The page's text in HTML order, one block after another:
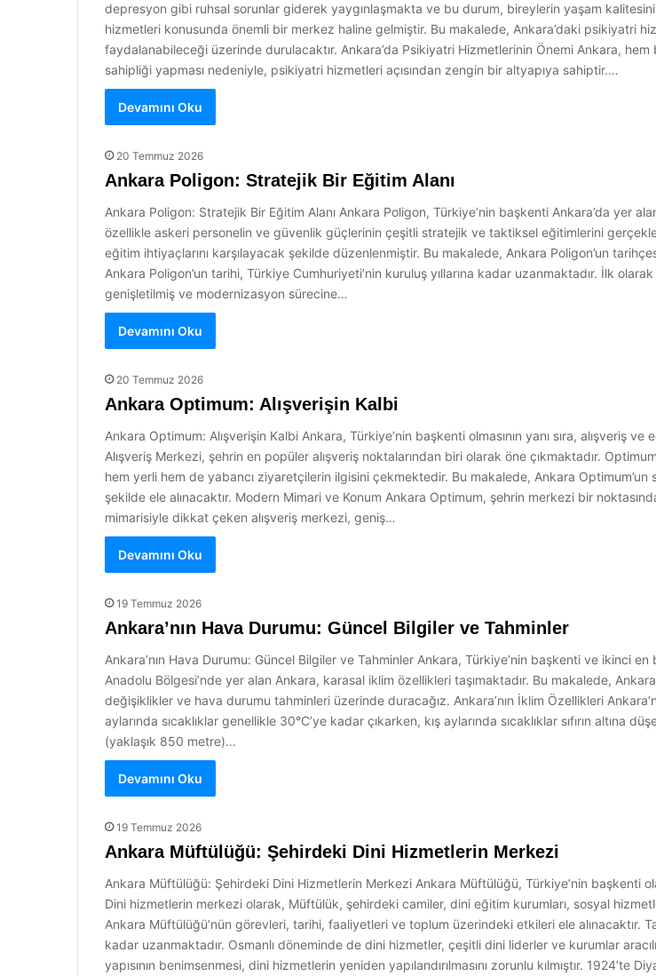
depresyon gibi ruhsal sorunlar giderek yaygınlaşmakta ve bu durum, bireylerin yaşam
hizmetleri konusunda önemli bir merkez haline gelmiştir. Bu makalede, Ankara’daki psikiyatri
faydalanabileceği üzerinde durulacaktır. Ankara’da Psikiyatri Hizmetlerinin Önemi Ankara,
sahipliği yapması nedeniyle, psikiyatri hizmetleri açısından zengin bir altyapıya sahiptir.…
Devamını Oku
20 Temmuz 2026
Ankara Poligon: Stratejik Bir Eğitim Alanı
Ankara Poligon: Stratejik Bir Eğitim Alanı Ankara Poligon, Türkiye’nin başkenti Ankara’da yer
özellikle askeri personelin ve güvenlik güçlerinin çeşitli stratejik ve taktiksel eğitimlerini
eğitim ihtiyaçlarını karşılayacak şekilde düzenlenmiştir. Bu makalede, Ankara Poligon’un
Ankara Poligon’un tarihi, Türkiye Cumhuriyeti’nin kuruluş yıllarına kadar uzanmaktadır. İlk
genişletilmiş ve modernizasyon sürecine…
Devamını Oku
20 Temmuz 2026
Ankara Optimum: Alışverişin Kalbi
Ankara Optimum: Alışverişin Kalbi Ankara, Türkiye’nin başkenti olmasının yanı sıra, alışveriş
Alışveriş Merkezi, şehrin en popüler alışveriş noktalarından biri olarak öne çıkmaktadır.
hem yerli hem de yabancı ziyaretçilerin ilgisini çekmektedir. Bu makalede, Ankara
şekilde ele alınacaktır. Modern Mimari ve Konum Ankara Optimum, şehrin merkezi bir
mimarisiyle dikkat çeken alışveriş merkezi, geniş…
Devamını Oku
19 Temmuz 2026
Ankara’nın Hava Durumu: Güncel Bilgiler ve Tahminler
Ankara’nın Hava Durumu: Güncel Bilgiler ve Tahminler Ankara, Türkiye’nin başkenti ve ikinci
Anadolu Bölgesi’nde yer alan Ankara, karasal iklim özellikleri taşımaktadır. Bu makalede,
değişiklikler ve hava durumu tahminleri üzerinde duracağız. Ankara’nın İklim Özellikleri
aylarında sıcaklıklar genellikle 30°C’ye kadar çıkarken, kış aylarında sıcaklıklar sıfırın altına
(yaklaşık 850 metre)…
Devamını Oku
19 Temmuz 2026
Ankara Müftülüğü: Şehirdeki Dini Hizmetlerin Merkezi
Ankara Müftülüğü: Şehirdeki Dini Hizmetlerin Merkezi Ankara Müftülüğü, Türkiye’nin başkenti
Dini hizmetlerin merkezi olarak, Müftülük, şehirdeki camiler, dini eğitim kurumları, sosyal
Ankara Müftülüğü’nün görevleri, tarihi, faaliyetleri ve toplum üzerindeki etkileri ele alınacaktır.
kadar uzanmaktadır. Osmanlı döneminde de dini hizmetler, çeşitli dini liderler ve kurumlar
yapısının benimsenmesi, dini hizmetlerin yeniden yapılandırılmasını zorunlu kılmıştır. 1924’te